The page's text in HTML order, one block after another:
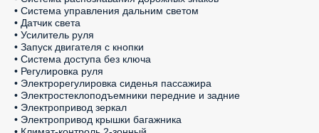
• Система управления дальним светом
• Датчик света
• Усилитель руля
• Запуск двигателя с кнопки
• Система доступа без ключа
• Регулировка руля
• Электрорегулировка сиденья пассажира
• Электростеклоподъемники передние и задние
• Электропривод зеркал
• Электропривод крышки багажника